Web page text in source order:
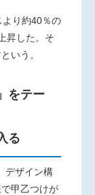
より約40％の
昇した。そ
いう。
をテー
る
デザイン構
甲乙つけが